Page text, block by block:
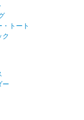
・トート
ク
ー